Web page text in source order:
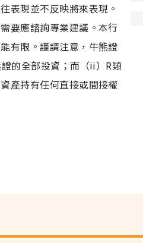
表現並不反映將來表現。
要應諮詢專業建議。本行
有限。謹請注意，牛熊證
的全部投資；而（ii）R類
產持有任何直接或間接權